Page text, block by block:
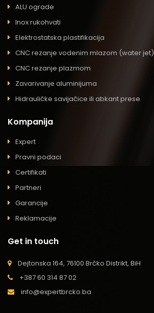
ALU ograde
Inox rukohvati
Elektrostatska plastifikacija
CNC rezanje vodenim mlazom (water jet)
CNC rezanje plazmom
Zavarivanje aluminijuma
Hidrauličke savijačice ili abkant prese
Kompanija
Expert
Pravni podaci
Certifikati
Partneri
Garancije
Reklamacije
Get in touch
Dejtonska 164, 76100 Brčko Distrikt, BiH
+387 60 314 87 02
info@expertbrcko.ba